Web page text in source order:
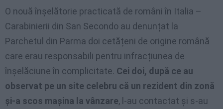
O nouă înșelătorie practicată de români în Italia –
Carabinierii din San Secondo au denunțat la
Parchetul din Parma doi cetățeni de origine română
care erau responsabili pentru infracțiunea de
înșelăciune în complicitate. Cei doi, după ce au
observat pe un site celebru că un rezident din zonă
și-a scos mașina la vânzare, l-au contactat și s-au